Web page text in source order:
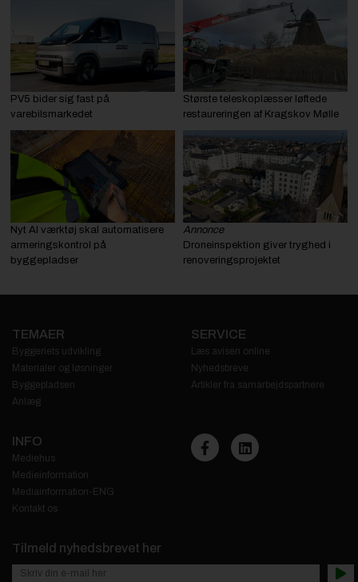
PV5 bider sig fast på
varebilsmarkedet
Største teleskoplæsser løftede
restaureringen af Kragskov Mølle
Nyt AI værktøj skal automatisere
armeringskontrol på
byggepladser
Annonce
Droneinspektion giver tryghed i
renoveringsprojektet
TEMAER
Byggeriets udvikling
Materialer og løsninger
Byggepladsen
Anlæg
SERVICE
Læs avisen online
Nyhedsbreve
Artikler fra samarbejdspartnere
INFO
Mediehus
Medieinformation
Mediainformation-ENG
Kontakt os
Tilmeld nyhedsbrevet her